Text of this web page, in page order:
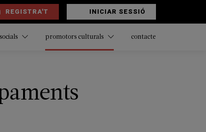
REGISTRA'T INICIAR SESSIÓ
promotors culturals contacte